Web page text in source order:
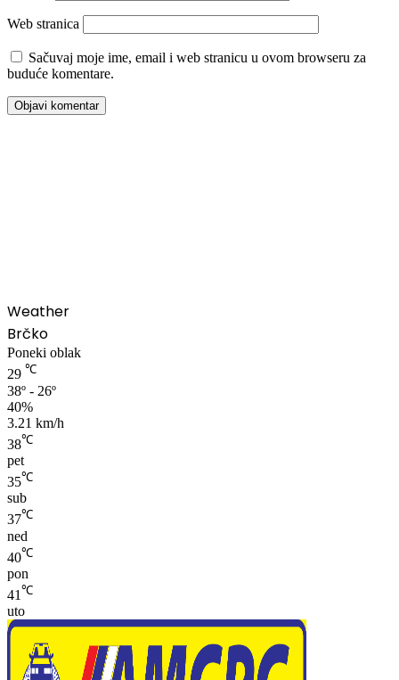
Web stranica
Sačuvaj moje ime, email i web stranicu u ovom browseru za
buduće komentare.
Weather
Brčko
Poneki oblak
29 ℃
38º - 26º
40%
3.21 km/h
38℃
pet
35℃
sub
37℃
ned
40℃
pon
41℃
uto